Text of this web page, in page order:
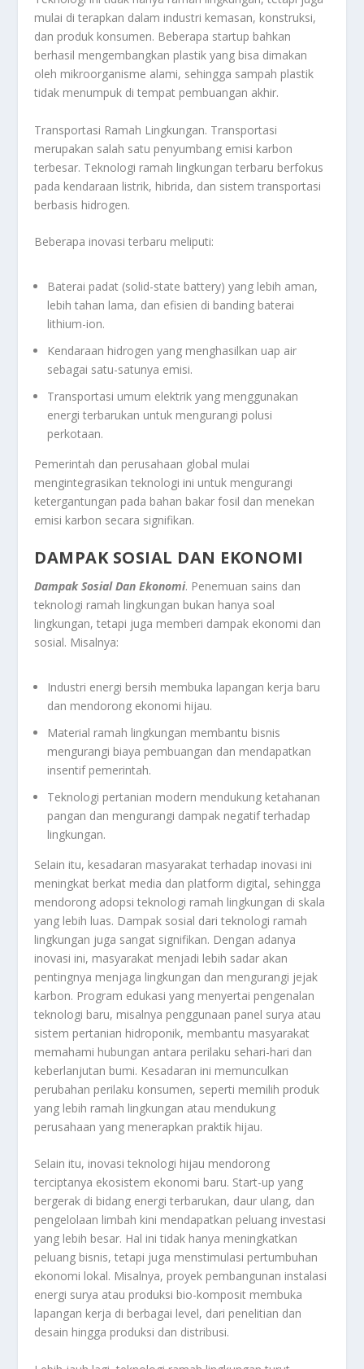
mulai di terapkan dalam industri kemasan, konstruksi,
dan produk konsumen. Beberapa startup bahkan
berhasil mengembangkan plastik yang bisa dimakan
oleh mikroorganisme alami, sehingga sampah plastik
tidak menumpuk di tempat pembuangan akhir.
Transportasi Ramah Lingkungan. Transportasi
merupakan salah satu penyumbang emisi karbon
terbesar. Teknologi ramah lingkungan terbaru berfokus
pada kendaraan listrik, hibrida, dan sistem transportasi
berbasis hidrogen.
Beberapa inovasi terbaru meliputi:
Baterai padat (solid-state battery) yang lebih aman,
lebih tahan lama, dan efisien di banding baterai
lithium-ion.
Kendaraan hidrogen yang menghasilkan uap air
sebagai satu-satunya emisi.
Transportasi umum elektrik yang menggunakan
energi terbarukan untuk mengurangi polusi
perkotaan.
Pemerintah dan perusahaan global mulai
mengintegrasikan teknologi ini untuk mengurangi
ketergantungan pada bahan bakar fosil dan menekan
emisi karbon secara signifikan.
DAMPAK SOSIAL DAN EKONOMI
Dampak Sosial Dan Ekonomi. Penemuan sains dan
teknologi ramah lingkungan bukan hanya soal
lingkungan, tetapi juga memberi dampak ekonomi dan
sosial. Misalnya:
Industri energi bersih membuka lapangan kerja baru
dan mendorong ekonomi hijau.
Material ramah lingkungan membantu bisnis
mengurangi biaya pembuangan dan mendapatkan
insentif pemerintah.
Teknologi pertanian modern mendukung ketahanan
pangan dan mengurangi dampak negatif terhadap
lingkungan.
Selain itu, kesadaran masyarakat terhadap inovasi ini
meningkat berkat media dan platform digital, sehingga
mendorong adopsi teknologi ramah lingkungan di skala
yang lebih luas. Dampak sosial dari teknologi ramah
lingkungan juga sangat signifikan. Dengan adanya
inovasi ini, masyarakat menjadi lebih sadar akan
pentingnya menjaga lingkungan dan mengurangi jejak
karbon. Program edukasi yang menyertai pengenalan
teknologi baru, misalnya penggunaan panel surya atau
sistem pertanian hidroponik, membantu masyarakat
memahami hubungan antara perilaku sehari-hari dan
keberlanjutan bumi. Kesadaran ini memunculkan
perubahan perilaku konsumen, seperti memilih produk
yang lebih ramah lingkungan atau mendukung
perusahaan yang menerapkan praktik hijau.
Selain itu, inovasi teknologi hijau mendorong
terciptanya ekosistem ekonomi baru. Start-up yang
bergerak di bidang energi terbarukan, daur ulang, dan
pengelolaan limbah kini mendapatkan peluang investasi
yang lebih besar. Hal ini tidak hanya meningkatkan
peluang bisnis, tetapi juga menstimulasi pertumbuhan
ekonomi lokal. Misalnya, proyek pembangunan instalasi
energi surya atau produksi bio-komposit membuka
lapangan kerja di berbagai level, dari penelitian dan
desain hingga produksi dan distribusi.